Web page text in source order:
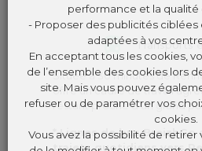
Transports
Située à 30 minutes de
offre un cadre de travail
restant proche d’un grand
* Lignes de bus BreizhGo
trajets quotidiens vers
performance et la qualité
- Proposer des publicités
adaptées à vos
En acceptant tous les cookies,
de l’ensemble des cookies lors
site. Mais vous pouvez
refuser ou de paramétrer vos
cookies.
Vous avez la possibilité de